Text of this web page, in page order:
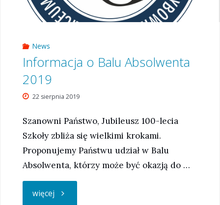
News
Informacja o Balu Absolwenta
2019
22 sierpnia 2019
Szanowni Państwo, Jubileusz 100-lecia
Szkoły zbliża się wielkimi krokami.
Proponujemy Państwu udział w Balu
Absolwenta, którzy może być okazją do …
więcej "Informacja